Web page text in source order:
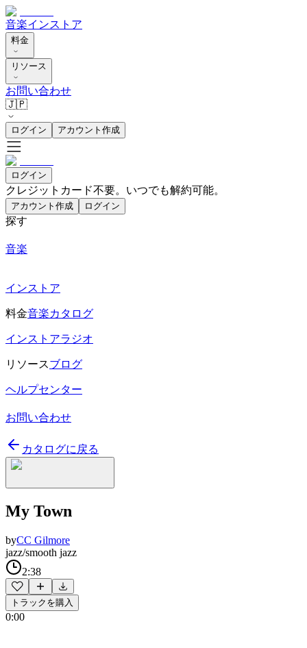
音楽インストア
料金
リソース
お問い合わせ
🇯🇵
ログイン アカウント作成
ログイン
クレジットカード不要。いつでも解約可能。
アカウント作成 ログイン
探す
音楽
インストア
料金音楽カタログ
インストアラジオ
リソースブログ
ヘルプセンター
お問い合わせ
カタログに戻る
My Town
byCC Gilmore
jazz/smooth jazz
2:38
トラックを購入
0:00